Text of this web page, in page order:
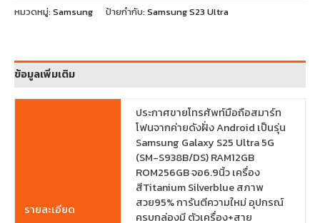
หมวดหมู่: Samsung ป้ายกำกับ: Samsung S23 Ultra
ข้อมูลเพิ่มเติม
รายละเอียด
ประกาศขายโทรศัพท์มือถือสมาร์ท
โฟนจากค่ายดังฝั่ง Android เป็นรุ่น
Samsung Galaxy S25 Ultra 5G
(SM-S938B/DS) RAM12GB
ROM256GB จอ6.9นิ้ว เครื่อง
สีTitanium Silverblue สภาพ
สวย95% การันตีความใหม่ อุปกรณ์
ครบกล่องมี ตัวเครื่อง+สาย